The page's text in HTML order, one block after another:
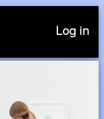
Log in